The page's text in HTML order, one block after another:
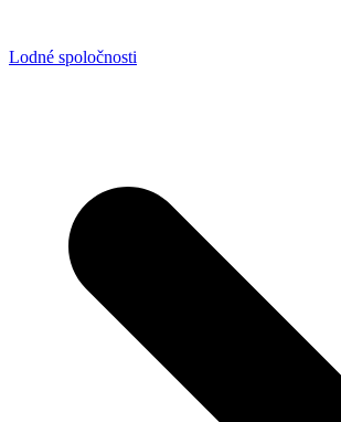
Lodné spoločnosti